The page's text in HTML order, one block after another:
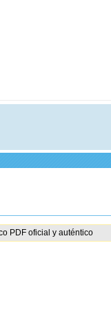
PDF oficial y auténtico